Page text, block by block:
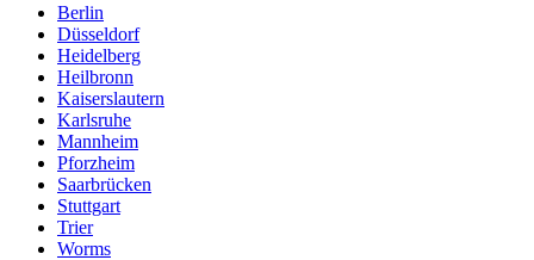
Berlin
Düsseldorf
Heidelberg
Heilbronn
Kaiserslautern
Karlsruhe
Mannheim
Pforzheim
Saarbrücken
Stuttgart
Trier
Worms